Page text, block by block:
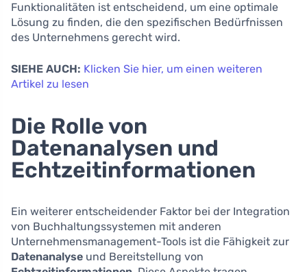
Funktionalitäten ist entscheidend, um eine optimale
Lösung zu finden, die den spezifischen Bedürfnissen
des Unternehmens gerecht wird.
SIEHE AUCH: Klicken Sie hier, um einen weiteren
Artikel zu lesen
Die Rolle von
Datenanalysen und
Echtzeitinformationen
Ein weiterer entscheidender Faktor bei der Integration
von Buchhaltungssystemen mit anderen
Unternehmensmanagement-Tools ist die Fähigkeit zur
Datenanalyse und Bereitstellung von